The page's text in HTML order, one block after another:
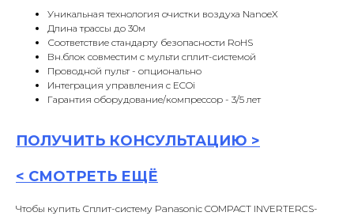
Уникальная технология очистки воздуха NanoeX
Длина трассы до 30м
Соответствие стандарту безопасности RoHS
Вн.блок совместим с мульти сплит-системой
Проводной пульт - опционально
Интеграция управления с ECOi
Гарантия оборудование/компрессор - 3/5 лет
ПОЛУЧИТЬ КОНСУЛЬТАЦИЮ >
< СМОТРЕТЬ ЕЩЁ
Чтобы купить Сплит-систему Panasonic COMPACT INVERTERCS-